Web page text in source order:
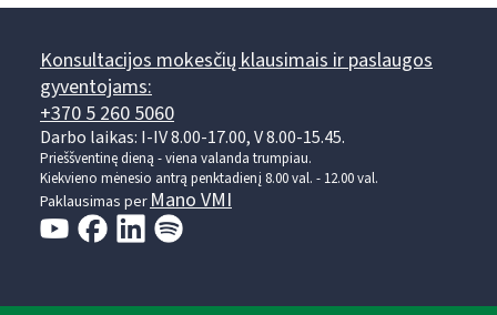
Konsultacijos mokesčių klausimais ir paslaugos
gyventojams:
+370 5 260 5060
Darbo laikas: I-IV 8.00-17.00, V 8.00-15.45.
Prieššventinę dieną - viena valanda trumpiau.
Kiekvieno mėnesio antrą penktadienį 8.00 val. - 12.00 val.
Paklausimas per Mano VMI